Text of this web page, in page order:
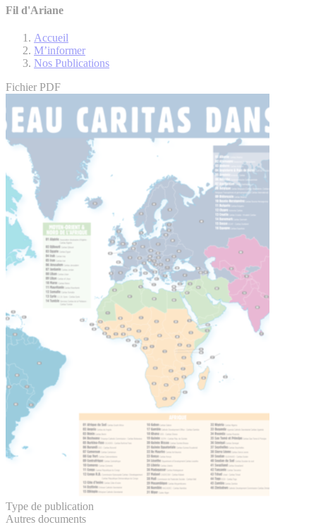
Fil d'Ariane
Accueil
M’informer
Nos Publications
Fichier PDF
Type de publication
Autres documents